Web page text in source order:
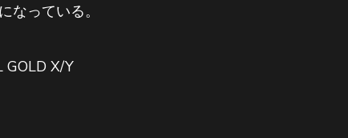
っている。
GOLD X/Y